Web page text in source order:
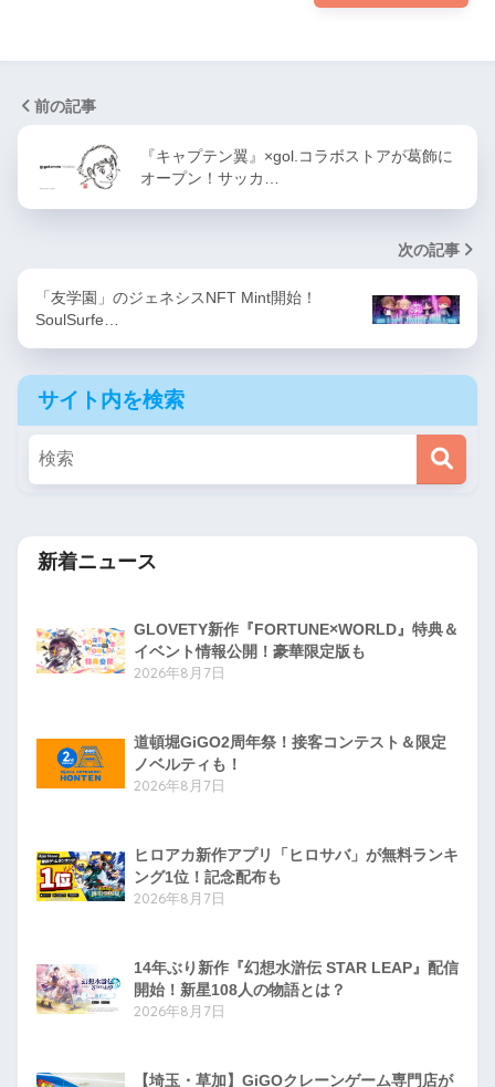
前の記事
『キャプテン翼』×gol.コラボストアが葛飾に
オープン！サッカ…
次の記事
「友学園」のジェネシスNFT Mint開始！
SoulSurfe…
サイト内を検索
新着ニュース
GLOVETY新作『FORTUNE×WORLD』特典＆
イベント情報公開！豪華限定版も
2026年8月7日
道頓堀GiGO2周年祭！接客コンテスト＆限定
ノベルティも！
2026年8月7日
ヒロアカ新作アプリ「ヒロサバ」が無料ランキ
ング1位！記念配布も
2026年8月7日
14年ぶり新作『幻想水滸伝 STAR LEAP』配信
開始！新星108人の物語とは？
2026年8月7日
【埼玉・草加】GiGOクレーンゲーム専門店が